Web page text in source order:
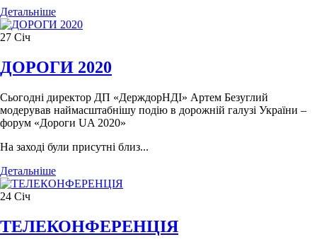
Детальніше
27 Січ
ДОРОГИ 2020
Сьогодні директор ДП «ДерждорНДІ» Артем Безуглий
модерував наймасштабнішу подію в дорожній галузі України –
форум «Дороги UA 2020»
На заході були присутні близ...
Детальніше
24 Січ
ТЕЛЕКОНФЕРЕНЦІЯ